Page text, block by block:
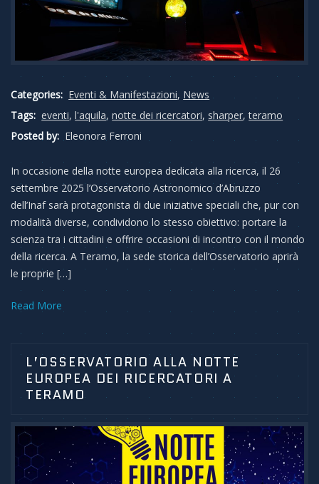
Categories: Eventi & Manifestazioni, News
Tags: eventi,l'aquila,notte dei ricercatori, sharper,teramo
Posted by: Eleonora Ferroni
In occasione della notte europea dedicata alla ricerca, il 26
settembre 2025 l’Osservatorio Astronomico d’Abruzzo
dell’Inaf sarà protagonista di due iniziative speciali che, pur con
modalità diverse, condividono lo stesso obiettivo: portare la
scienza tra i cittadini e offrire occasioni di incontro con il mondo
della ricerca. A Teramo, la sede storica dell’Osservatorio aprirà
le proprie […]
Read More
L’OSSERVATORIO ALLA NOTTE
EUROPEA DEI RICERCATORI A
TERAMO